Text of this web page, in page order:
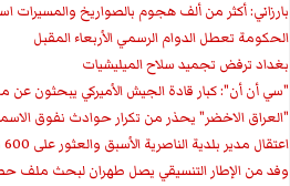
بارزاني: أكثر من ألف هجوم بالصواريخ والمسيرات
الحكومة تعطل الدوام الرسمي الأربعاء المقبل
بغداد ترفض تجميد سلاح الميليشيات
"سي أن أن": كبار قادة الجيش الأميركي يبحثون
"العراق الاخضر" يحذر من تكرار حوادث نفوق
اعتقال مدير بلدية الناصرية الأسبق والعثور على 600 معاملة قطعة أرض
وفد من الإطار التنسيقي يصل طهران لبحث ملف